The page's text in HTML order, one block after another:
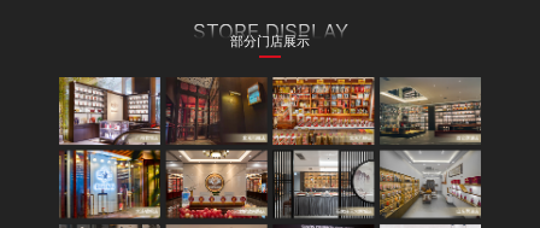
STORE DISPLAY
部分门店展示